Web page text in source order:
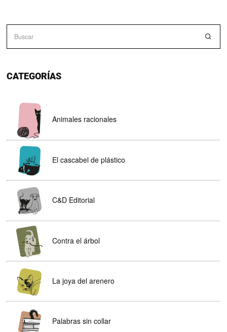
CATEGORÍAS
Animales racionales
El cascabel de plástico
C&D Editorial
Contra el árbol
La joya del arenero
Palabras sin collar